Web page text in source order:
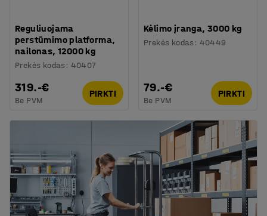
Reguliuojama
perstūmimo platforma,
nailonas, 12000 kg
Prekės kodas : 40407
319.-€
Be PVM
PIRKTI
Kėlimo įranga, 3000 kg
Prekės kodas : 40449
79.-€
Be PVM
PIRKTI